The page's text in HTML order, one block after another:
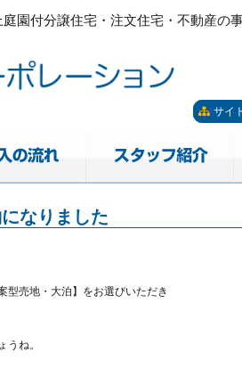
付分譲住宅・注文住宅・不動産の
も付分譲住宅・注文住宅・不動産の事
サイ
なりました
型売地・大泊】をお選びいただき
ね。